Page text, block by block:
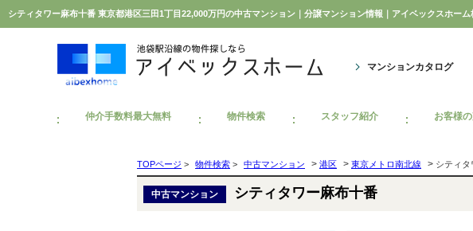
シティタワー麻布十番 東京都港区三田1丁目22,000万円の中古マンション｜分譲マンション情報｜アイベックスホーム
マンションカタログ
仲介手数料最大無料 物件検索 スタッフ紹介 お客様
TOPページ > 物件検索 > 中古マンション > 港区 > 東京メトロ南北線 > シティ
中古マンション シティタワー麻布十番